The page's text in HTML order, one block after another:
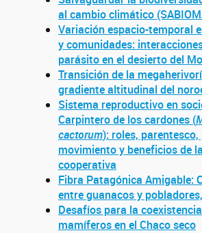
al cambio climático
Variación espacio-temporal
y comunidades:
parásito en el desierto del
Transición de la
gradiente altitudinal del
Sistema reproductivo en
Carpintero de los cardones (
cactorum): roles,
movimiento y beneficios de
cooperativa
Fibra Patagónica Amigable:
entre guanacos y
Desafíos para la
mamíferos en el Chaco seco